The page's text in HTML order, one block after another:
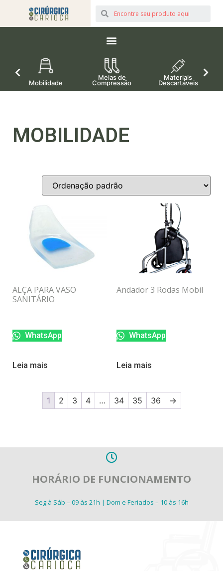
Mobilidade
Meias de
Compressão
Materiais
Descartáveis
MOBILIDADE
ALÇA PARA VASO
SANITÁRIO
WhatsApp
Leia mais
Andador 3 Rodas Mobil
WhatsApp
Leia mais
1 2 3 4 … 34 35 36 →
HORÁRIO DE FUNCIONAMENTO
Seg à Sáb – 09 às 21h | Dom e Feriados – 10 às 16h